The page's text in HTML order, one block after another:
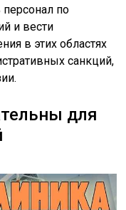
персонал по
и вести
в этих областях
санкций,
для